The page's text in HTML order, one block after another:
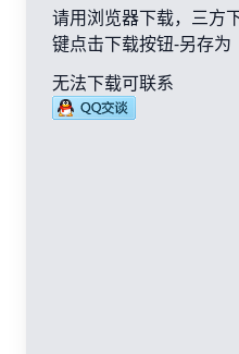
请用浏览器下载，三方
键点击下载按钮-另存为
无法下载可联系